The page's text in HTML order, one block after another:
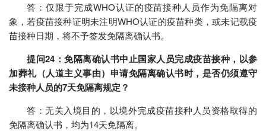
答：仅限于完成WHO认证的疫苗接种人员作为免隔离对
象，若疫苗接种证明未注明WHO认证的疫苗种类，或未记载疫
苗接种日期，将不予签发免隔离确认书。
提问24：免隔离确认书中止国家人员完成疫苗接种，以参
加葬礼（人道主义事由）申请免隔离确认书时，是否仍须遵守
未接种人员的7天免隔离规定？
答：无关入境目的，以境外完成疫苗接种人员资格取得的
免隔离确认书，均为14天免隔离。